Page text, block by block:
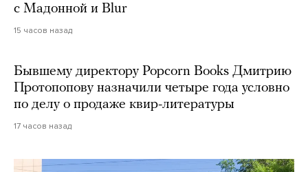
с Мадонной и Blur
15 часов назад
Бывшему директору Popcorn Books Дмитрию
Протопопову назначили четыре года условно
по делу о продаже квир-литературы
17 часов назад